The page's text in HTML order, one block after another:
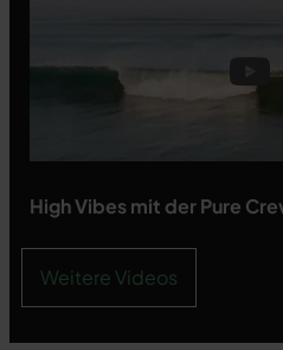
High Vibes mit der Pure
Weitere Videos